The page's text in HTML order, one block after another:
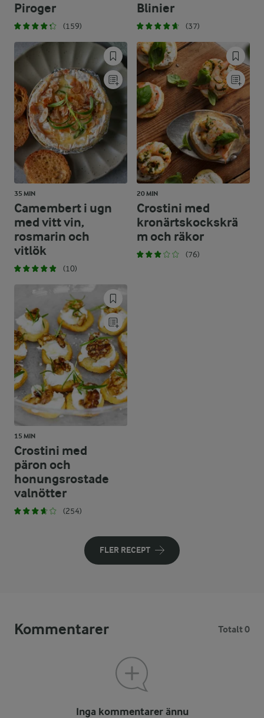
Piroger
(159)
Blinier
(37)
35 MIN
Camembert i ugn
med vitt vin,
rosmarin och
vitlök
(10)
20 MIN
Crostini med
kronärtskockskrä
m och räkor
(76)
15 MIN
Crostini med
päron och
honungsrostade
valnötter
(254)
FLER RECEPT
Kommentarer Totalt 0
Inga kommentarer ännu